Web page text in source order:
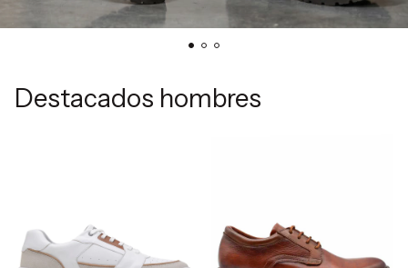
Destacados hombres